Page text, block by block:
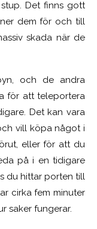
Det finns gott
dem för och till
skada när de
och de andra
för att teleportera
Det kan vara
vill köpa något i
eller för att du
på i en tidigare
du hittar porten till
cirka fem minuter
saker fungerar.